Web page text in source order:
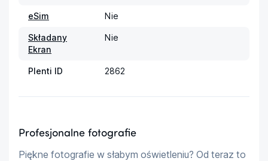
eSim Nie
Składany
Ekran
Nie
Plenti ID 2862
Profesjonalne fotografie
Piękne fotografie w słabym oświetleniu? Od teraz to